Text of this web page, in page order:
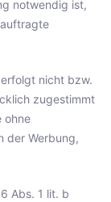
notwendig ist,
nicht bzw.
zugestimmt
ohne
der Werbung,
Abs. 1 lit. b